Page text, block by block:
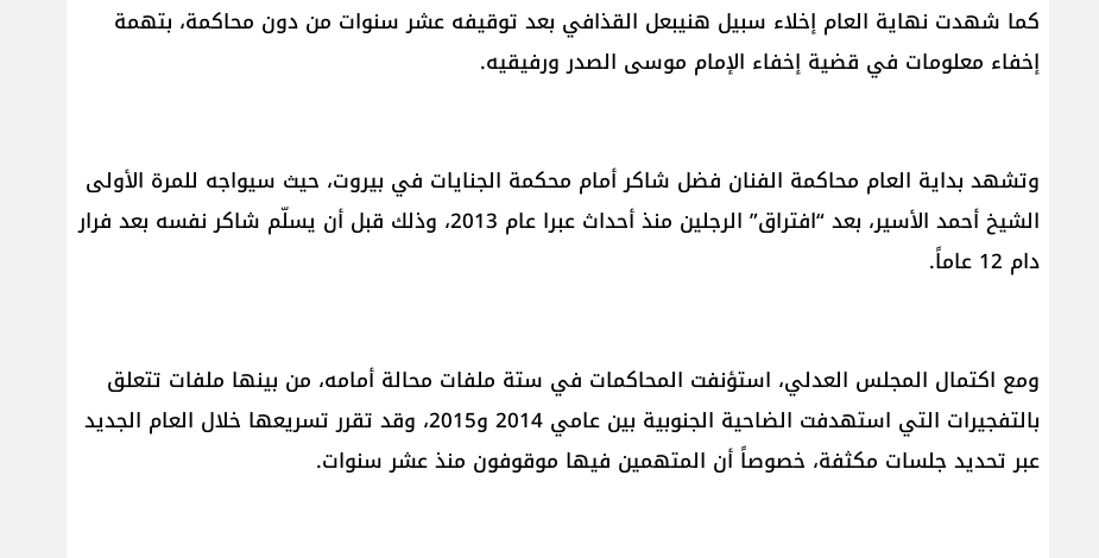
كما شهدت نهاية العام إخلاء سبيل هنيبعل القذافي بعد توقيفه عشر سنوات من دون محاكمة، بتهمة
إخفاء معلومات في قضية إخفاء الإمام موسى الصدر ورفيقيه.
وتشهد بداية العام محاكمة الفنان فضل شاكر أمام محكمة الجنايات في بيروت، حيث سيواجه للمرة الأولى
الشيخ أحمد الأسير، بعد “افتراق” الرجلين منذ أحداث عبرا عام 2013، وذلك قبل أن يسلّم شاكر نفسه بعد فرار
دام 12 عاماً.
ومع اكتمال المجلس العدلي، استؤنفت المحاكمات في ستة ملفات محالة أمامه، من بينها ملفات تتعلق
بالتفجيرات التي استهدفت الضاحية الجنوبية بين عامي 2014 و2015، وقد تقرر تسريعها خلال العام الجديد
عبر تحديد جلسات مكثفة، خصوصاً أن المتهمين فيها موقوفون منذ عشر سنوات.